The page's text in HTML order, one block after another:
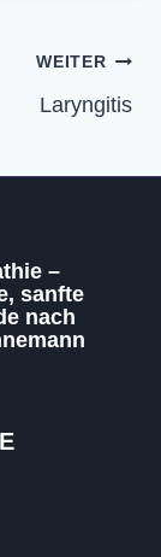
WEITER
Laryngitis
–
sanfte
nach